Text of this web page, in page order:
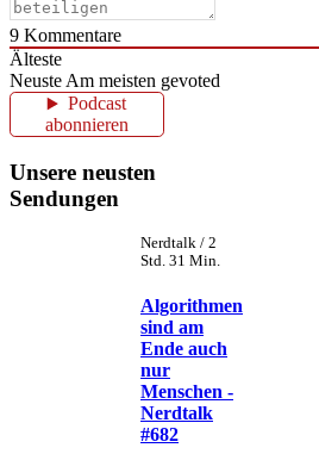
9 Kommentare
Älteste
Neuste Am meisten gevoted
Podcast
abonnieren
Unsere neusten
Sendungen
Nerdtalk / 2
Std. 31 Min.
Algorithmen
sind am
Ende auch
nur
Menschen -
Nerdtalk
#682